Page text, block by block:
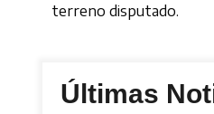
terreno disputado.
Últimas